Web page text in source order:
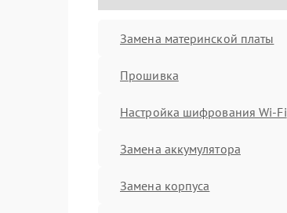
Замена материнской платы
Прошивка
Настройка шифрования Wi-Fi
Замена аккумулятора
Замена корпуса